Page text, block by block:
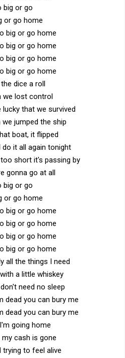
big or go
or go home
big or go home
big or go home
big or go home
big or go home
dice a roll
we lost control
lucky that we survived
we jumped the ship
boat, it flipped
it all again tonight
short it's passing by
gonna go at all
big or go
or go home
big or go home
big or go home
big or go home
big or go home
all the things I need
a little whiskey
need no sleep
dead you can bury me
dead you can bury me
going home
my cash is gone
trying to feel alive